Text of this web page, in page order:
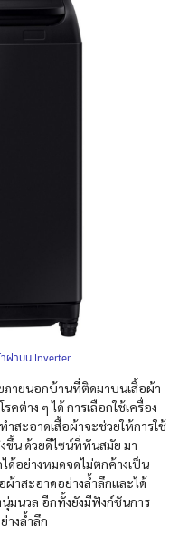
ฝาบน Inverter
ภายนอกบ้านที่ติดมาบนเสื้อผ้า
ต่าง ๆ ได้ การเลือกใช้เครื่อง
สะอาดเสื้อผ้าจะช่วยให้การใช้
ขึ้น ด้วยดีไซน์ที่ทันสมัย มา
ด้อย่างหมดจดไม่ตกค้างเป็น
าสะอาดอย่างล้ำลึกและได้
มนวล อีกทั้งยังมีฟังก์ชันการ
างล้ำลึก